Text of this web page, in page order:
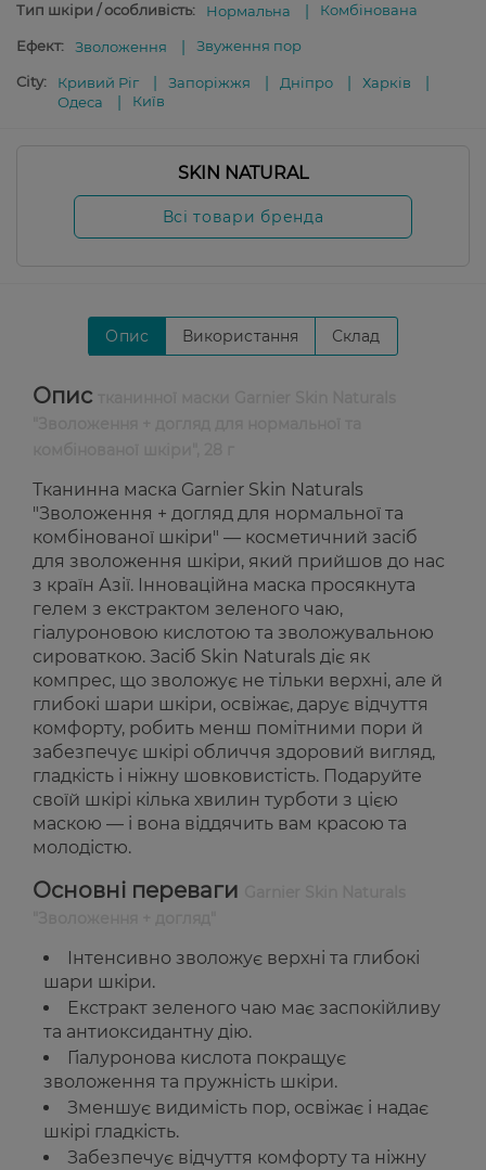
Тип шкіри / особливість:
Нормальна Комбінована
Ефект: Зволоження Звуження пор
City: Кривий Ріг Запоріжжя Дніпро
Харків
Одеса
Київ
SKIN NATURAL
Всі товари бренда
Опис Використання Склад
Опис
Тканинна маска Garnier Skin Naturals
"Зволоження + догляд для нормальної та
комбінованої шкіри" — косметичний засіб
для зволоження шкіри, який прийшов до нас
з країн Азії. Інноваційна маска просякнута
гелем з екстрактом зеленого чаю,
гіалуроновою кислотою та зволожувальною
сироваткою. Засіб Skin Naturals діє як
компрес, що зволожує не тільки верхні, але й
глибокі шари шкіри, освіжає, дарує відчуття
комфорту, робить менш помітними пори й
забезпечує шкірі обличчя здоровий вигляд,
гладкість і ніжну шовковистість. Подаруйте
своїй шкірі кілька хвилин турботи з цією
маскою — і вона віддячить вам красою та
молодістю.
Основні переваги
Інтенсивно зволожує верхні та глибокі
шари шкіри.
Екстракт зеленого чаю має заспокійливу
та антиоксидантну дію.
Гіалуронова кислота покращує
зволоження та пружність шкіри.
Зменшує видимість пор, освіжає і надає
шкірі гладкість.
Забезпечує відчуття комфорту та ніжну